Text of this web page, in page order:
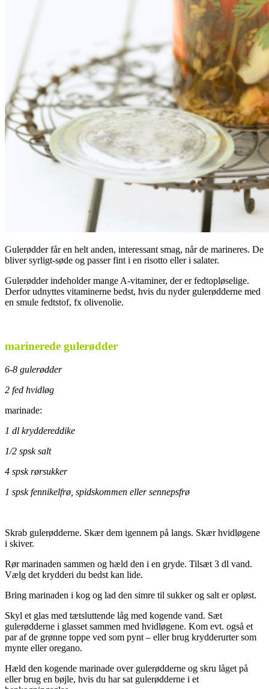
Gulerødder får en helt anden, interessant smag, når de marineres. De
bliver syrligt-søde og passer fint i en risotto eller i salater.
Gulerødder indeholder mange A-vitaminer, der er fedtopløselige.
Derfor udnyttes vitaminerne bedst, hvis du nyder gulerødderne med
en smule fedtstof, fx olivenolie.
marinerede gulerødder
6-8 gulerødder
2 fed hvidløg
marinade:
1 dl kryddereddike
1/2 spsk salt
4 spsk rørsukker
1 spsk fennikelfrø, spidskommen eller sennepsfrø
Skrab gulerødderne. Skær dem igennem på langs. Skær hvidløgene
i skiver.
Rør marinaden sammen og hæld den i en gryde. Tilsæt 3 dl vand.
Vælg det krydderi du bedst kan lide.
Bring marinaden i kog og lad den simre til sukker og salt er opløst.
Skyl et glas med tætsluttende låg med kogende vand. Sæt
gulerødderne i glasset sammen med hvidløgene. Kom evt. også et
par af de grønne toppe ved som pynt – eller brug krydderurter som
mynte eller oregano.
Hæld den kogende marinade over gulerødderne og skru låget på
eller brug en bøjle, hvis du har sat gulerødderne i et